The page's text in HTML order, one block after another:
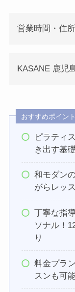
営業時間・住
KASANE 鹿児
おすすめポイント
ピラティ
き出す基
和モダン
がらレッ
丁寧な指
ソナル！
り
料金プラ
スンも可